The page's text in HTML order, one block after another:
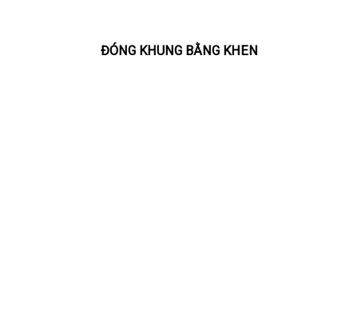
ĐÓNG KHUNG BẰNG KHEN